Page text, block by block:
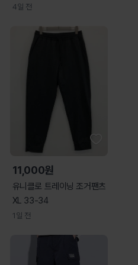
4일 전
11,000원
유니클로 트레이닝 조거팬츠
XL 33-34
1일 전